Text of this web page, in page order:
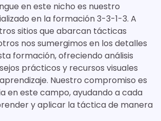
en este nicho es nuestro
en la formación 3-3-1-3. A
sitios que abarcan tácticas
nos sumergimos en los detalles
formación, ofreciendo análisis
prácticos y recursos visuales
Nuestro compromiso es
en este campo, ayudando a cada
y aplicar la táctica de manera